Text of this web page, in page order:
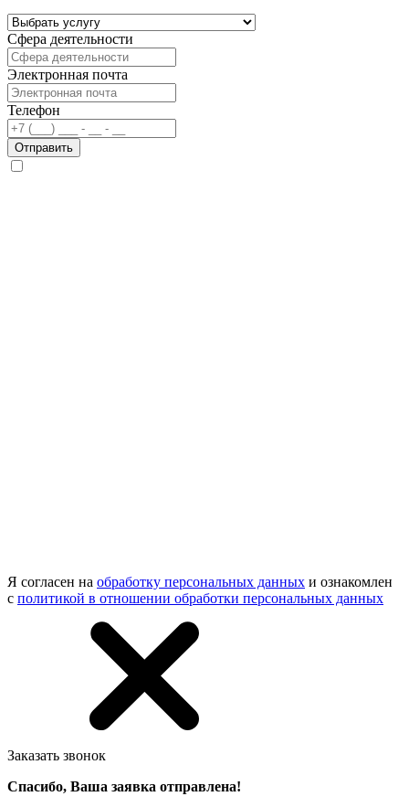
Сфера деятельности
Электронная почта
Телефон
Отправить
Я согласен на обработку персональных данных и ознакомлен
с политикой в отношении обработки персональных данных
Заказать звонок
Спасибо, Ваша заявка отправлена!